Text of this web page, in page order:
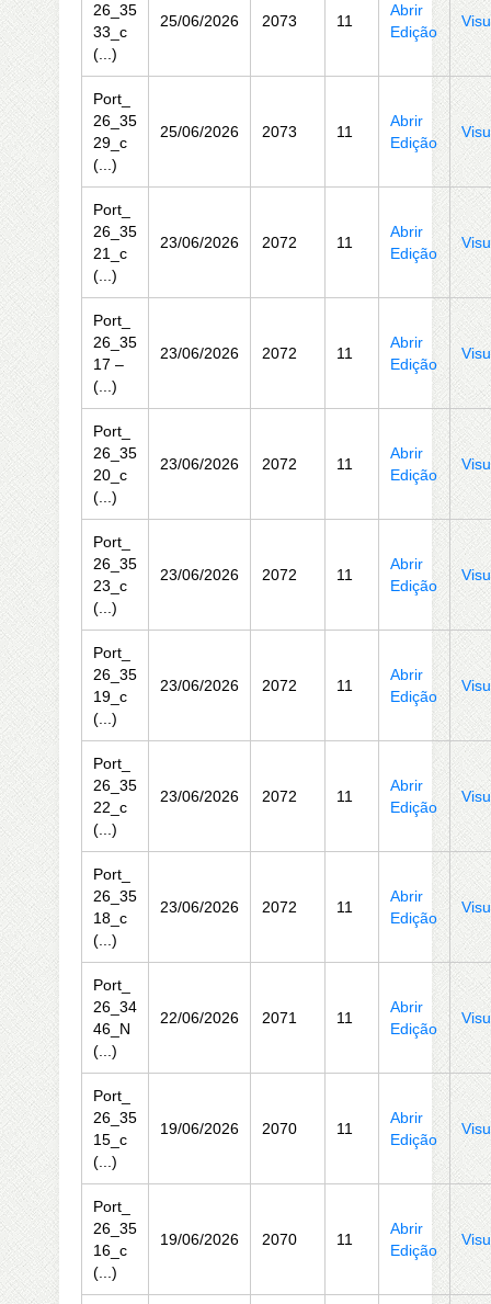
26_35
33_c
(...)
25/06/2026 2073 11
Abrir
Edição
Port_
26_35
29_c
(...)
25/06/2026 2073 11
Abrir
Edição
Port_
26_35
21_c
(...)
23/06/2026 2072 11
Abrir
Edição
Port_
26_35
17 –
(...)
23/06/2026 2072 11
Abrir
Edição
Port_
26_35
20_c
(...)
23/06/2026 2072 11
Abrir
Edição
Port_
26_35
23_c
(...)
23/06/2026 2072 11
Abrir
Edição
Port_
26_35
19_c
(...)
23/06/2026 2072 11
Abrir
Edição
Port_
26_35
22_c
(...)
23/06/2026 2072 11
Abrir
Edição
Port_
26_35
18_c
(...)
23/06/2026 2072 11
Abrir
Edição
Port_
26_34
46_N
(...)
22/06/2026 2071 11
Abrir
Edição
Port_
26_35
15_c
(...)
19/06/2026 2070 11
Abrir
Edição
Port_
26_35
16_c
(...)
19/06/2026 2070 11
Abrir
Edição